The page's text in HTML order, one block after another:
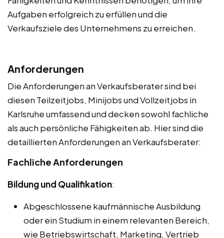
Aufgaben erfolgreich zu erfüllen und die
Verkaufsziele des Unternehmens zu erreichen.
Anforderungen
Die Anforderungen an Verkaufsberater sind bei
diesen Teilzeitjobs, Minijobs und Vollzeitjobs in
Karlsruhe umfassend und decken sowohl fachliche
als auch persönliche Fähigkeiten ab. Hier sind die
detaillierten Anforderungen an Verkaufsberater:
Fachliche Anforderungen
Bildung und Qualifikation:
Abgeschlossene kaufmännische Ausbildung
oder ein Studium in einem relevanten Bereich,
wie Betriebswirtschaft, Marketing, Vertrieb